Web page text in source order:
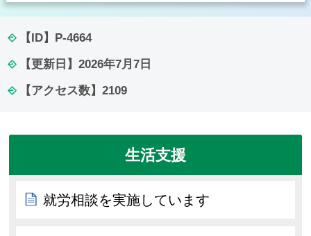
【ID】 P-4664
【更新日】 2026年7月7日
【アクセス数】 2109
生活支援
就労相談を実施しています